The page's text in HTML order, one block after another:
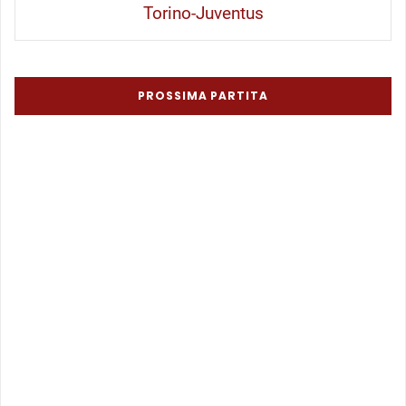
Torino-Juventus
PROSSIMA PARTITA